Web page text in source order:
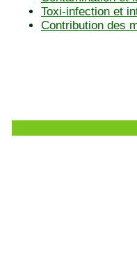
Toxi-infection et
Contribution des